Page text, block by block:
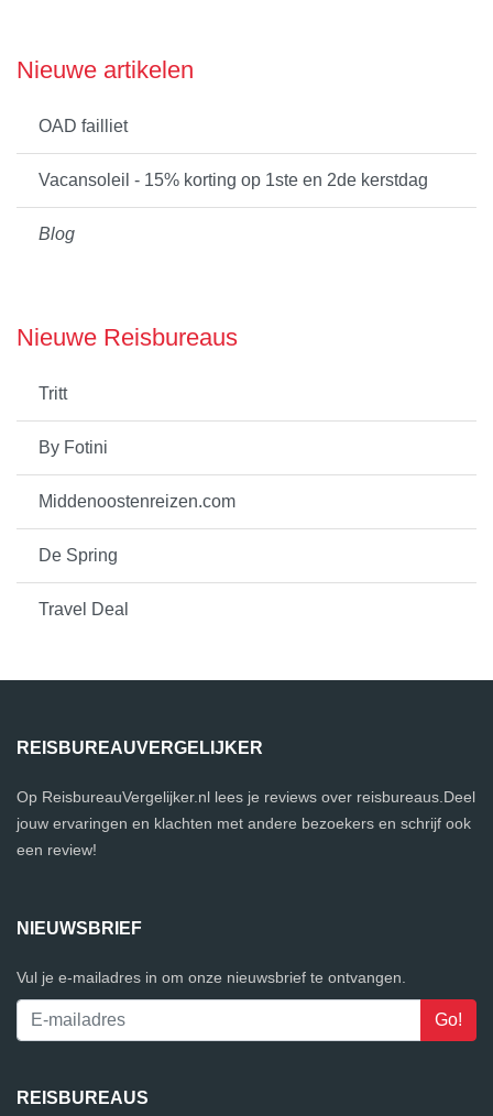
Nieuwe artikelen
OAD failliet
Vacansoleil - 15% korting op 1ste en 2de kerstdag
Blog
Nieuwe Reisbureaus
Tritt
By Fotini
Middenoostenreizen.com
De Spring
Travel Deal
REISBUREAUVERGELIJKER
Op ReisbureauVergelijker.nl lees je reviews over reisbureaus.Deel
jouw ervaringen en klachten met andere bezoekers en schrijf ook
een review!
NIEUWSBRIEF
Vul je e-mailadres in om onze nieuwsbrief te ontvangen.
REISBUREAUS